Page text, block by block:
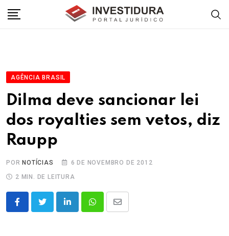
AGÊNCIA BRASIL
Dilma deve sancionar lei
dos royalties sem vetos, diz
Raupp
POR NOTÍCIAS
6 DE NOVEMBRO DE 2012
2 MIN. DE LEITURA
LinkedInWhatsappShare